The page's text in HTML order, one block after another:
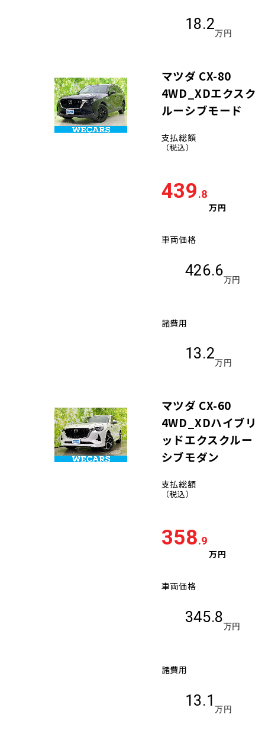
18.2
万円
マツダ CX-80
4WD_XDエクスク
ルーシブモード
支払総額
（税込）
439.8
万円
車両価格
426.6
万円
諸費用
13.2
万円
マツダ CX-60
4WD_XDハイブリ
ッドエクスクルー
シブモダン
支払総額
（税込）
358.9
万円
車両価格
345.8
万円
諸費用
13.1
万円